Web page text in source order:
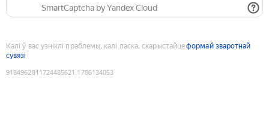
SmartCaptcha by Yandex Cloud
Калі ў вас узніклі праблемы, калі ласка, скарыстайцеформай зваротнай
сувязі
9184962811724485621 :1786134053